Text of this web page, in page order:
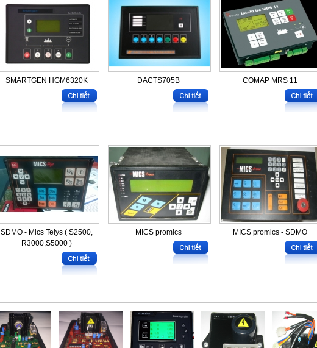
SMARTGEN HGM6320K DACTS705B COMAP MRS 11
SDMO - Mics Telys ( S2500,
R3000,S5000 )
MICS promics MICS promics - SDMO